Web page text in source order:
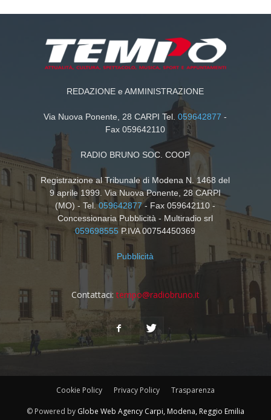
REDAZIONE e AMMINISTRAZIONE
Via Nuova Ponente, 28 CARPI Tel.059642877 -
Fax 059642110
RADIO BRUNO SOC. COOP
Registrazione al Tribunale di Modena N. 1468 del
9 aprile 1999. Via Nuova Ponente, 28 CARPI
(MO) - Tel.059642877- Fax 059642110 -
Concessionaria Pubblicità - Multiradio srl
059698555 P.IVA 00754450369
Pubblicità
Contattaci: tempo@radiobruno.it
Cookie Policy Privacy Policy Trasparenza
© Powered by Globe Web Agency Carpi, Modena, Reggio Emilia